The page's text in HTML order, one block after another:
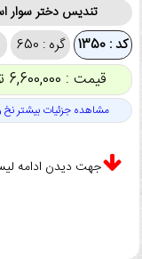
تندیس دختر سوار
کد : 1350 گره : 650
قیمت : 6,600,000 تومان
مشاهده جزئیات بیشتر
جهت دیدن ادامه